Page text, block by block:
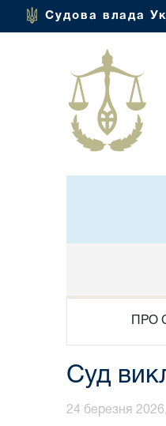
Судова влада
ПРО
Суд
24 березня